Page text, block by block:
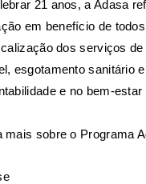
21 anos, a Adasa
em benefício de
dos serviços
esgotamento sanitário
e no bem-estar
mais sobre o Programa